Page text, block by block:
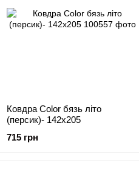
Ковдра Color бязь літо
(персик)- 142x205
715 грн